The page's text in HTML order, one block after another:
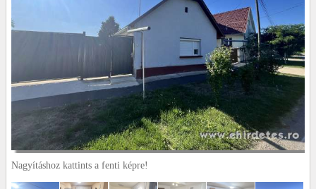
Nagyításhoz kattints a fenti képre!